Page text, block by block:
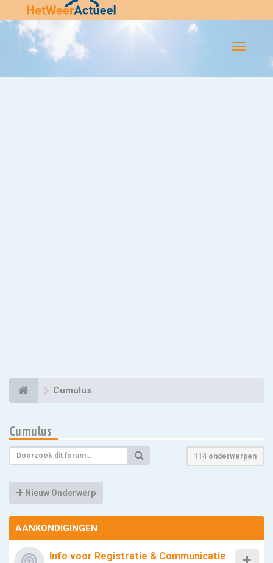
Flip-
Cumulus
Cumulus
114 onderwerpen
Nieuw Onderwerp
AANKONDIGINGEN
Info voor Registratie & Communicatie